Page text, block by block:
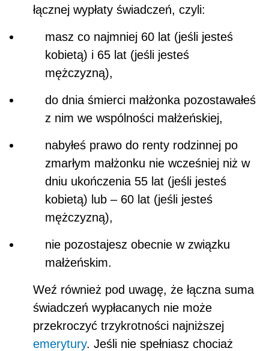
łącznej wypłaty świadczeń, czyli:
masz co najmniej 60 lat (jeśli jesteś
kobietą) i 65 lat (jeśli jesteś
mężczyzną),
do dnia śmierci małżonka pozostawałeś
z nim we wspólności małżeńskiej,
nabyłeś prawo do renty rodzinnej po
zmarłym małżonku nie wcześniej niż w
dniu ukończenia 55 lat (jeśli jesteś
kobietą) lub – 60 lat (jeśli jesteś
mężczyzną),
nie pozostajesz obecnie w związku
małżeńskim.
Weź również pod uwagę, że łączna suma
świadczeń wypłacanych nie może
przekroczyć trzykrotności najniższej
emerytury. Jeśli nie spełniasz chociaż